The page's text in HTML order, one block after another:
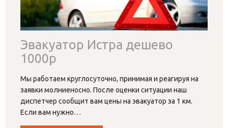
Эвакуатор Истра дешево
1000р
Мы работаем круглосуточно, принимая и реагируя на
заявки молниеносно. После оценки ситуации наш
диспетчер сообщит вам цены на эвакуатор за 1 км.
Если вам нужно…